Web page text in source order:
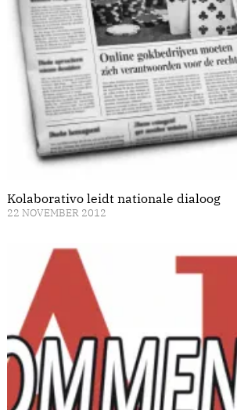
Kolaborativo leidt nationale dialoog
22 NOVEMBER 2012